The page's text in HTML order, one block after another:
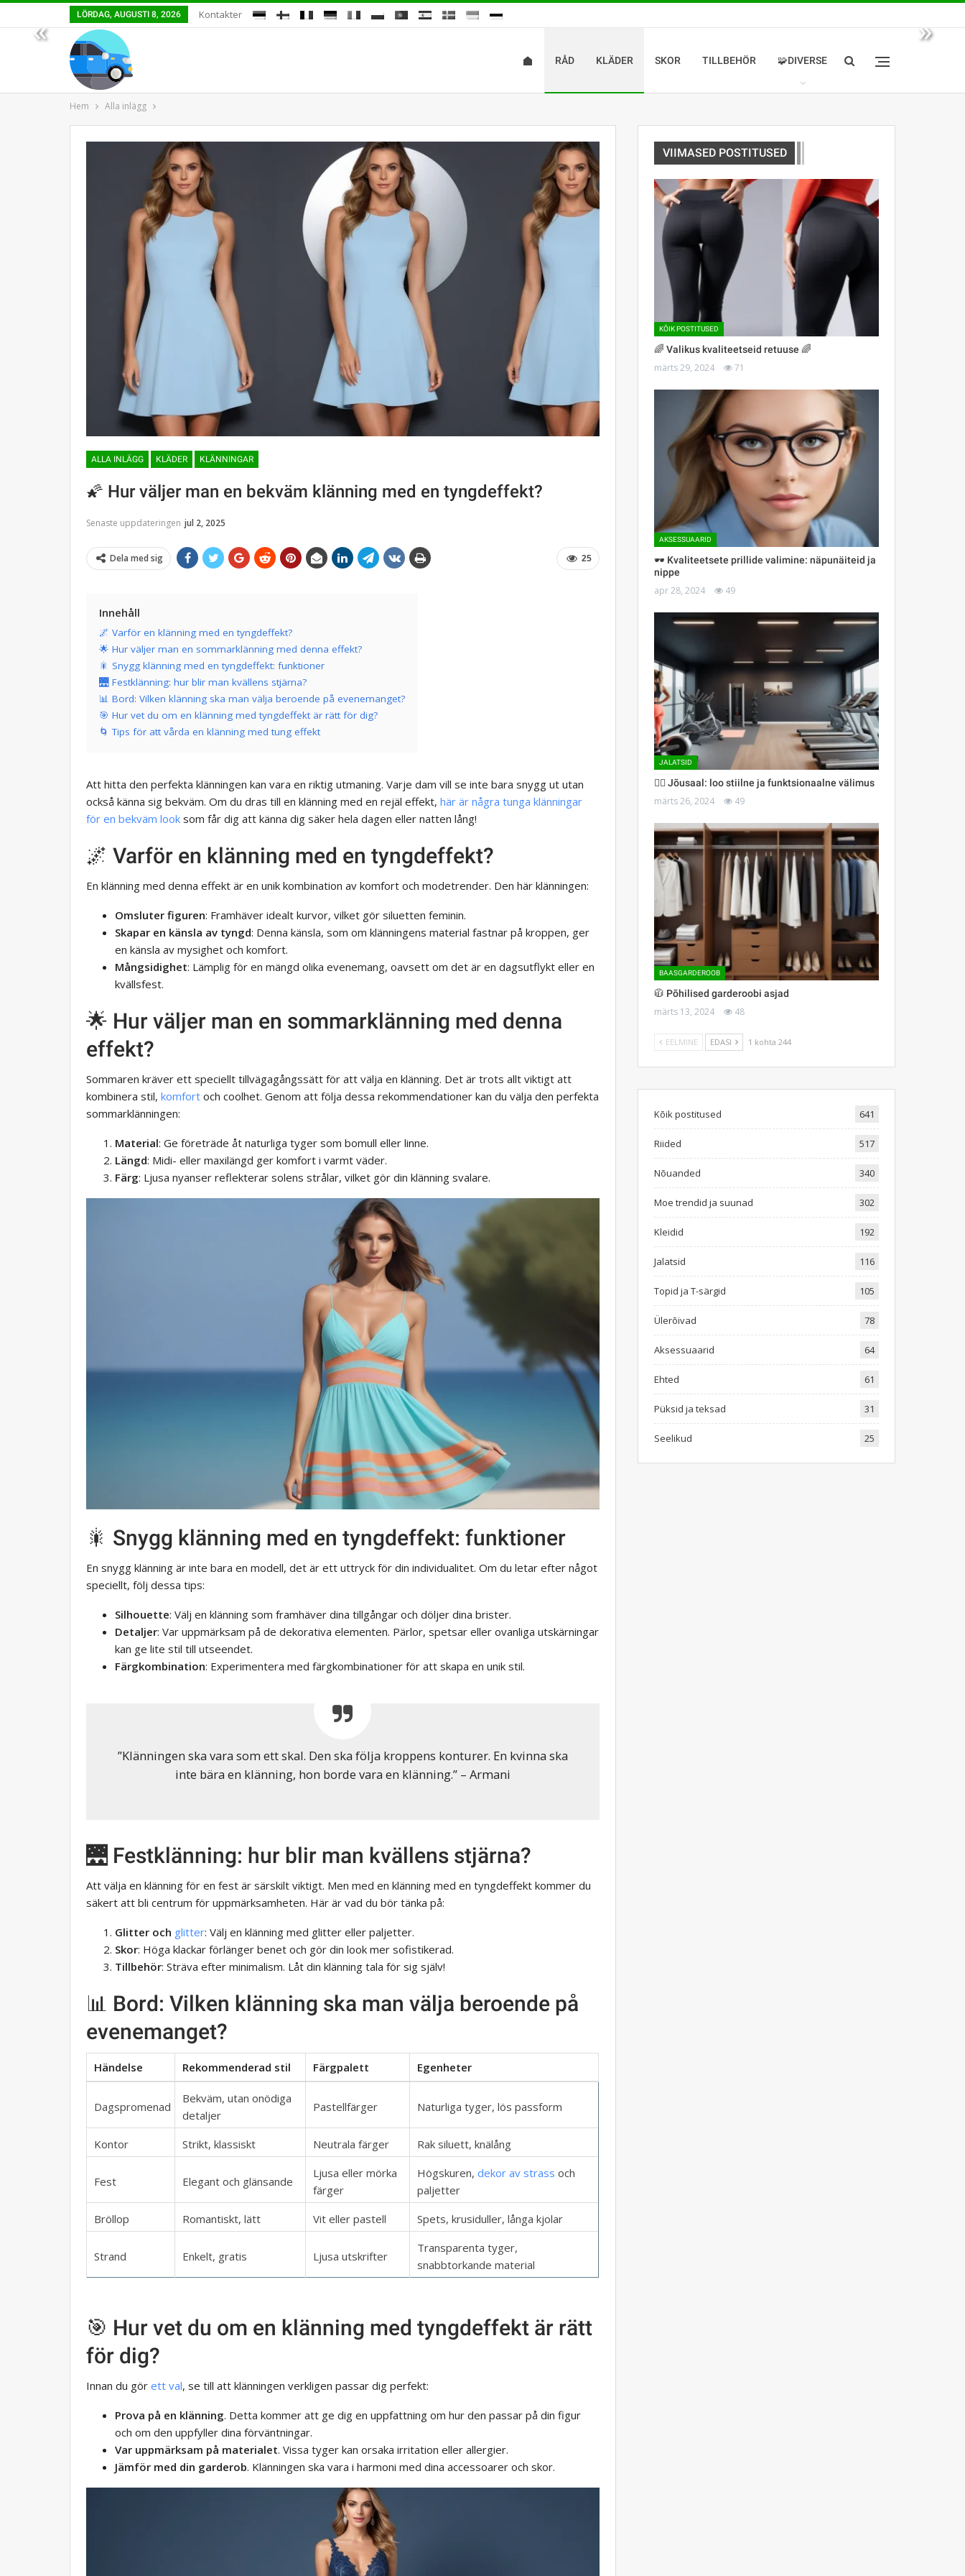
« »
LÖRDAG, AUGUSTI 8, 2026 Kontakter
RÅD KLÄDER SKOR TILLBEHÖR 🧩DIVERSE
Hem Alla inlägg
ALLA INLÄGG KLÄDER KLÄNNINGAR
🌠 Hur väljer man en bekväm klänning med en tyngdeffekt?
Senaste uppdateringen jul 2, 2025
25
Dela med sig
Innehåll
🌌 Varför en klänning med en tyngdeffekt?
🌟 Hur väljer man en sommarklänning med denna effekt?
🎇 Snygg klänning med en tyngdeffekt: funktioner
🌉 Festklänning: hur blir man kvällens stjärna?
📊 Bord: Vilken klänning ska man välja beroende på evenemanget?
🎯 Hur vet du om en klänning med tyngdeffekt är rätt för dig?
🌀 Tips för att vårda en klänning med tung effekt
Att hitta den perfekta klänningen kan vara en riktig utmaning. Varje dam vill se inte bara snygg ut utan
också känna sig bekväm. Om du dras till en klänning med en rejäl effekt, här är några tunga klänningar
för en bekväm look som får dig att känna dig säker hela dagen eller natten lång!
🌌 Varför en klänning med en tyngdeffekt?
En klänning med denna effekt är en unik kombination av komfort och modetrender. Den här klänningen:
Omsluter figuren: Framhäver idealt kurvor, vilket gör siluetten feminin.
Skapar en känsla av tyngd: Denna känsla, som om klänningens material fastnar på kroppen, ger
en känsla av mysighet och komfort.
Mångsidighet: Lämplig för en mängd olika evenemang, oavsett om det är en dagsutflykt eller en
kvällsfest.
🌟 Hur väljer man en sommarklänning med denna
effekt?
Sommaren kräver ett speciellt tillvägagångssätt för att välja en klänning. Det är trots allt viktigt att
kombinera stil, komfort och coolhet. Genom att följa dessa rekommendationer kan du välja den perfekta
sommarklänningen:
Material: Ge företräde åt naturliga tyger som bomull eller linne.
Längd: Midi- eller maxilängd ger komfort i varmt väder.
Färg: Ljusa nyanser reflekterar solens strålar, vilket gör din klänning svalare.
🎇 Snygg klänning med en tyngdeffekt: funktioner
En snygg klänning är inte bara en modell, det är ett uttryck för din individualitet. Om du letar efter något
speciellt, följ dessa tips:
Silhouette: Välj en klänning som framhäver dina tillgångar och döljer dina brister.
Detaljer: Var uppmärksam på de dekorativa elementen. Pärlor, spetsar eller ovanliga utskärningar
kan ge lite stil till utseendet.
Färgkombination: Experimentera med färgkombinationer för att skapa en unik stil.
”Klänningen ska vara som ett skal. Den ska följa kroppens konturer. En kvinna ska
inte bära en klänning, hon borde vara en klänning.” – Armani
🌉 Festklänning: hur blir man kvällens stjärna?
Att välja en klänning för en fest är särskilt viktigt. Men med en klänning med en tyngdeffekt kommer du
säkert att bli centrum för uppmärksamheten. Här är vad du bör tänka på:
Glitter och glitter: Välj en klänning med glitter eller paljetter.
Skor: Höga klackar förlänger benet och gör din look mer sofistikerad.
Tillbehör: Sträva efter minimalism. Låt din klänning tala för sig själv!
📊 Bord: Vilken klänning ska man välja beroende på
evenemanget?
Händelse Rekommenderad stil Färgpalett Egenheter
Dagspromenad
Bekväm, utan onödiga
detaljer
Pastellfärger Naturliga tyger, lös passform
Kontor Strikt, klassiskt Neutrala färger Rak siluett, knälång
Fest Elegant och glänsande
Ljusa eller mörka
färger
Högskuren, dekor av strass och
paljetter
Bröllop
Romantiskt, lätt Vit eller pastell Spets, krusiduller, långa kjolar
Strand Enkelt, gratis Ljusa utskrifter
Transparenta tyger,
snabbtorkande material
🎯 Hur vet du om en klänning med tyngdeffekt är rätt
för dig?
Innan du gör ett val, se till att klänningen verkligen passar dig perfekt:
Prova på en klänning. Detta kommer att ge dig en uppfattning om hur den passar på din figur
och om den uppfyller dina förväntningar.
Var uppmärksam på materialet. Vissa tyger kan orsaka irritation eller allergier.
Jämför med din garderob. Klänningen ska vara i harmoni med dina accessoarer och skor.
VIIMASED POSTITUSED
KÕIK POSTITUSED
🌈 Valikus kvaliteetseid retuuse 🌈
märts 29, 2024 71
AKSESSUAARID
🕶 Kvaliteetsete prillide valimine: näpunäiteid ja
nippe
apr 28, 2024 49
JALATSID
🏋️‍♀️ Jõusaal: loo stiilne ja funktsionaalne välimus
märts 26, 2024 49
BAASGARDEROOB
🧥 Põhilised garderoobi asjad
märts 13, 2024 48
EELMINE EDASI 1 kohta 244
Kõik postitused 641
Riided 517
Nõuanded 340
Moe trendid ja suunad 302
Kleidid 192
Jalatsid 116
Topid ja T-särgid 105
Ülerõivad 78
Aksessuaarid 64
Ehted 61
Püksid ja teksad 31
Seelikud 25